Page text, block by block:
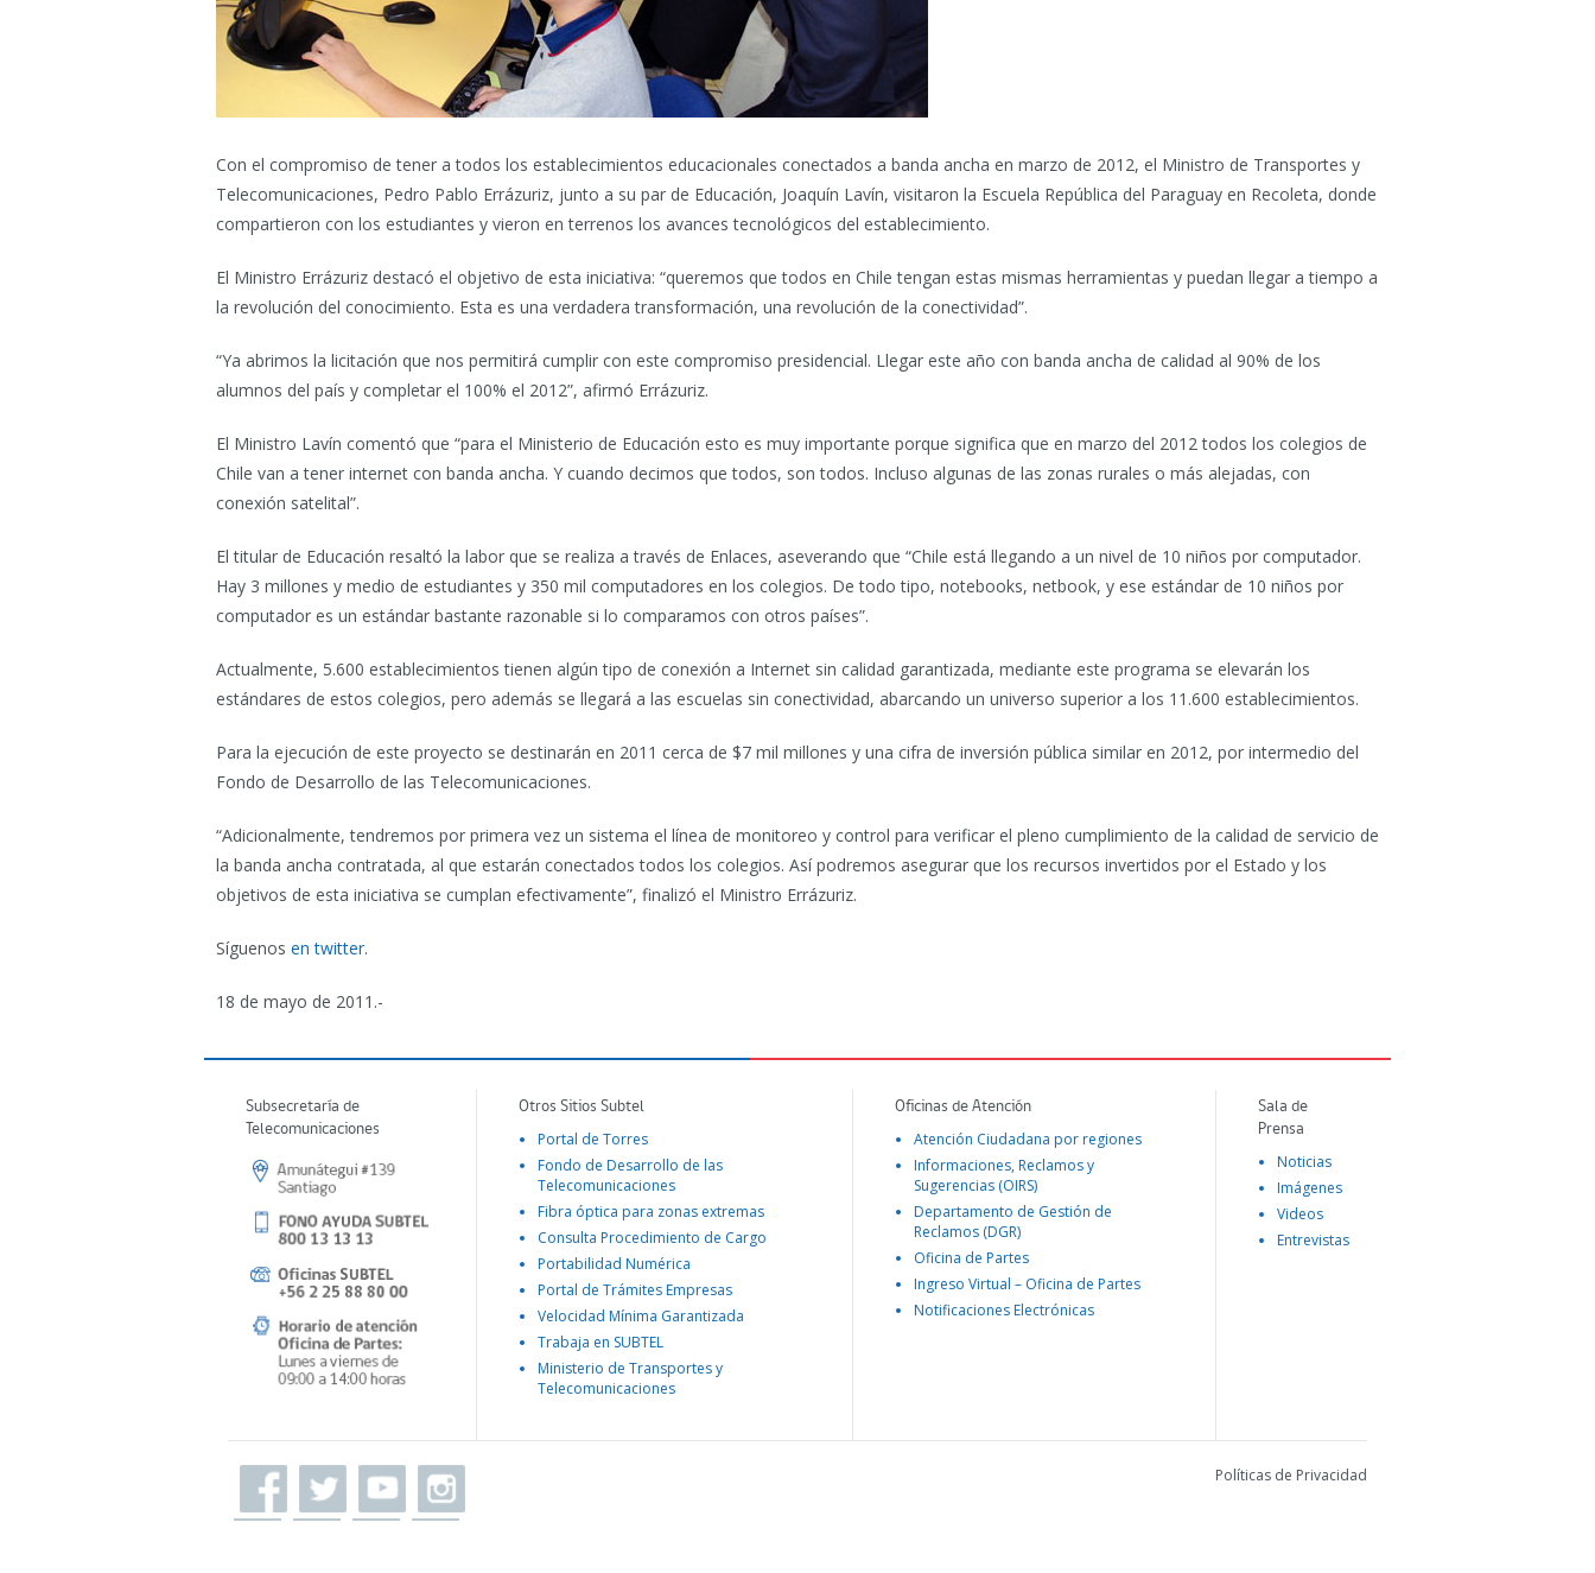
Con el compromiso de tener a todos los establecimientos educacionales conectados a banda ancha en marzo de 2012, el Ministro de Transportes y
Telecomunicaciones, Pedro Pablo Errázuriz, junto a su par de Educación, Joaquín Lavín, visitaron la Escuela República del Paraguay en Recoleta, donde
compartieron con los estudiantes y vieron en terrenos los avances tecnológicos del establecimiento.
El Ministro Errázuriz destacó el objetivo de esta iniciativa: “queremos que todos en Chile tengan estas mismas herramientas y puedan llegar a tiempo a
la revolución del conocimiento. Esta es una verdadera transformación, una revolución de la conectividad”.
“Ya abrimos la licitación que nos permitirá cumplir con este compromiso presidencial. Llegar este año con banda ancha de calidad al 90% de los
alumnos del país y completar el 100% el 2012”, afirmó Errázuriz.
El Ministro Lavín comentó que “para el Ministerio de Educación esto es muy importante porque significa que en marzo del 2012 todos los colegios de
Chile van a tener internet con banda ancha. Y cuando decimos que todos, son todos. Incluso algunas de las zonas rurales o más alejadas, con
conexión satelital”.
El titular de Educación resaltó la labor que se realiza a través de Enlaces, aseverando que “Chile está llegando a un nivel de 10 niños por computador.
Hay 3 millones y medio de estudiantes y 350 mil computadores en los colegios. De todo tipo, notebooks, netbook, y ese estándar de 10 niños por
computador es un estándar bastante razonable si lo comparamos con otros países”.
Actualmente, 5.600 establecimientos tienen algún tipo de conexión a Internet sin calidad garantizada, mediante este programa se elevarán los
estándares de estos colegios, pero además se llegará a las escuelas sin conectividad, abarcando un universo superior a los 11.600 establecimientos.
Para la ejecución de este proyecto se destinarán en 2011 cerca de $7 mil millones y una cifra de inversión pública similar en 2012, por intermedio del
Fondo de Desarrollo de las Telecomunicaciones.
“Adicionalmente, tendremos por primera vez un sistema el línea de monitoreo y control para verificar el pleno cumplimiento de la calidad de servicio de
la banda ancha contratada, al que estarán conectados todos los colegios. Así podremos asegurar que los recursos invertidos por el Estado y los
objetivos de esta iniciativa se cumplan efectivamente”, finalizó el Ministro Errázuriz.
Síguenos en twitter.
18 de mayo de 2011.-
Subsecretaría de
Telecomunicaciones
Otros Sitios Subtel
Portal de Torres
Fondo de Desarrollo de las
Telecomunicaciones
Fibra óptica para zonas extremas
Consulta Procedimiento de Cargo
Portabilidad Numérica
Portal de Trámites Empresas
Velocidad Mínima Garantizada
Trabaja en SUBTEL
Ministerio de Transportes y
Telecomunicaciones
Oficinas de Atención
Atención Ciudadana por regiones
Informaciones, Reclamos y
Sugerencias (OIRS)
Departamento de Gestión de
Reclamos (DGR)
Oficina de Partes
Ingreso Virtual – Oficina de Partes
Notificaciones Electrónicas
Sala de
Prensa
Noticias
Imágenes
Videos
Entrevistas
Políticas de Privacidad